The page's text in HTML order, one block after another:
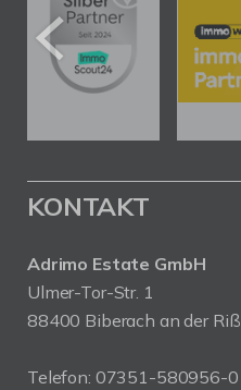
KONTAKT
Adrimo Estate GmbH
Ulmer-Tor-Str. 1
88400 Biberach an der Riß
Telefon: 07351-580956-0